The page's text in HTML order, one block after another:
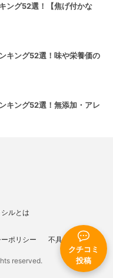
クチコミ
投稿
ング52選！【焦げ付かな
キング52選！味や栄養価の
キング52選！無添加・アレ
ルとは
ポリシー 不具合報告
reserved.